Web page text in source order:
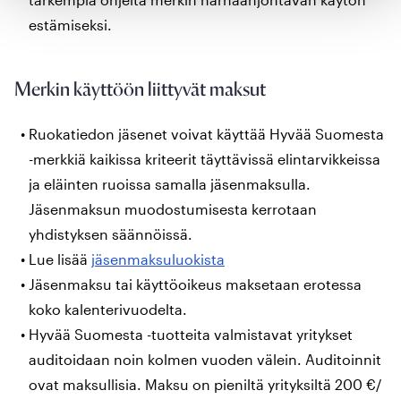
estämiseksi.
Merkin käyttöön liittyvät maksut
Ruokatiedon jäsenet voivat käyttää Hyvää Suomesta
-merkkiä kaikissa kriteerit täyttävissä elintarvikkeissa
ja eläinten ruoissa samalla jäsenmaksulla.
Jäsenmaksun muodostumisesta kerrotaan
yhdistyksen säännöissä.
Lue lisää jäsenmaksuluokista
Jäsenmaksu tai käyttöoikeus maksetaan erotessa
koko kalenterivuodelta.
Hyvää Suomesta -tuotteita valmistavat yritykset
auditoidaan noin kolmen vuoden välein. Auditoinnit
ovat maksullisia. Maksu on pieniltä yrityksiltä 200 €/